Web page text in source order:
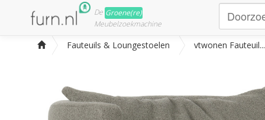
De Groene(re)
Meubelzoekmachine
Fauteuils & Loungestoelen vtwonen Fauteuil...